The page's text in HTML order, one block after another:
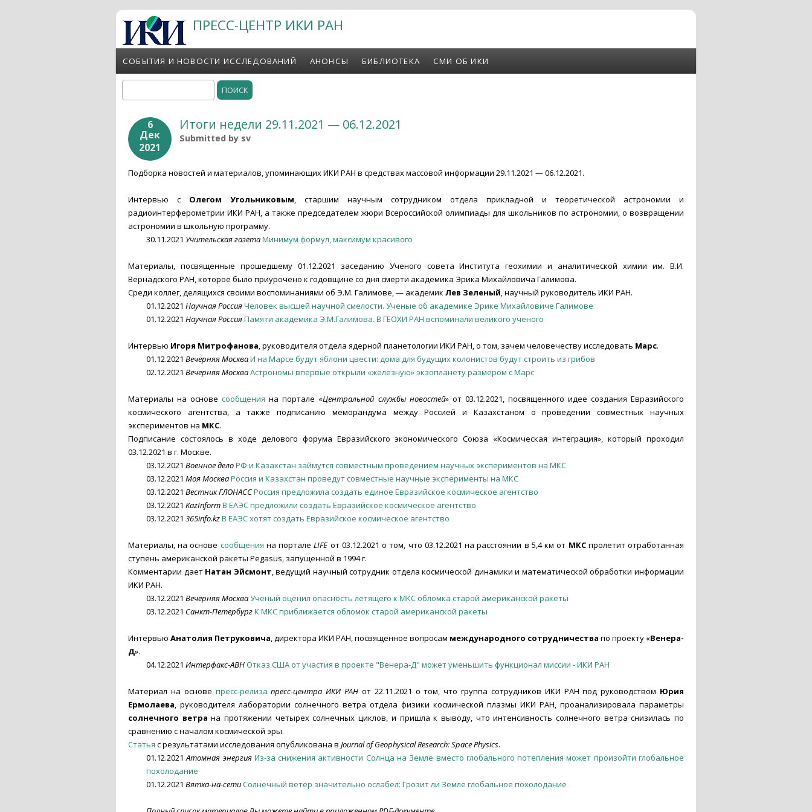
Перейти к основному содержанию ПРЕСС-ЦЕНТР ИКИ РАН
СОБЫТИЯ И НОВОСТИ ИССЛЕДОВАНИЙ АНОНСЫ БИБЛИОТЕКА СМИ ОБ ИКИ
Форма поиска
6
Дек
2021
Итоги недели 29.11.2021 — 06.12.2021
Submitted by sv
Подборка новостей и материалов, упоминающих ИКИ РАН в средствах массовой информации 29.11.2021 — 06.12.2021.
Интервью с Олегом Угольниковым, старшим научным сотрудником отдела прикладной и теоретической астрономии и
радиоинтерферометрии ИКИ РАН, а также председателем жюри Всероссийской олимпиады для школьников по астрономии, о возвращении
астрономии в школьную программу.
30.11.2021 Учительская газетаМинимум формул, максимум красивого
Материалы, посвященные прошедшему 01.12.2021 заседанию Ученого совета Института геохимии и аналитической химии им. В.И.
Вернадского РАН, которое было приурочено к годовщине со дня смерти академика Эрика Михайловича Галимова.
Среди коллег, делящихся своими воспоминаниями об Э.М. Галимове, — академик Лев Зеленый, научный руководитель ИКИ РАН.
01.12.2021 Научная РоссияЧеловек высшей научной смелости. Ученые об академике Эрике Михайловиче Галимове
01.12.2021 Научная РоссияПамяти академика Э.М.Галимова. В ГЕОХИ РАН вспоминали великого ученого
Интервью Игоря Митрофанова, руководителя отдела ядерной планетологии ИКИ РАН, о том, зачем человечеству исследовать Марс.
01.12.2021 Вечерняя МоскваИ на Марсе будут яблони цвести: дома для будущих колонистов будут строить из грибов
02.12.2021 Вечерняя МоскваАстрономы впервые открыли «железную» экзопланету размером c Марс
Материалы на основесообщения на портале «Центральной службы новостей» от 03.12.2021, посвященного идее создания Евразийского
космического агентства, а также подписанию меморандума между Россией и Казахстаном о проведении совместных научных
экспериментов на МКС.
Подписание состоялось в ходе делового форума Евразийского экономического Союза «Космическая интеграция», который проходил
03.12.2021 в г. Москве.
03.12.2021 Военное делоРФ и Казахстан займутся совместным проведением научных экспериментов на МКС
03.12.2021 Моя МоскваРоссия и Казахстан проведут совместные научные эксперименты на МКС
03.12.2021 Вестник ГЛОНАССРоссия предложила создать единое Евразийское космическое агентство
03.12.2021 KazInformВ ЕАЭС предложили создать Евразийское космическое агентство
03.12.2021 365info.kzВ ЕАЭС хотят создать Евразийское космическое агентство
Материалы, на основе сообщения на порталеLIFEот 03.12.2021 о том, что 03.12.2021 на расстоянии в 5,4 км от МКСпролетит отработанная
ступень американской ракеты Pegasus, запущенной в 1994 г.
Комментарии дает Натан Эйсмонт, ведущий научный сотрудник отдела космической динамики и математической обработки информации
ИКИ РАН.
03.12.2021 Вечерняя МоскваУченый оценил опасность летящего к МКС обломка старой американской ракеты
03.12.2021 Санкт-ПетербургК МКС приближается обломок старой американской ракеты
Интервью Анатолия Петруковича, директора ИКИ РАН, посвященное вопросам международного сотрудничества по проекту «Венера-
Д».
04.12.2021 Интерфакс-АВНОтказ США от участия в проекте "Венера-Д" может уменьшить функционал миссии - ИКИ РАН
Материал на основе пресс-релиза пресс-центра ИКИ РАН от 22.11.2021 о том, что группа сотрудников ИКИ РАН под руководством Юрия
Ермолаева, руководителя лаборатории солнечного ветра отдела физики космической плазмы ИКИ РАН, проанализировала параметры
солнечного ветра на протяжении четырех солнечных циклов, и пришла к выводу, что интенсивность солнечного ветра снизилась по
сравнению с началом космической эры.
Статья с результатами исследования опубликована в Journal of Geophysical Research: Space Physics.
01.12.2021Атомная энергия Из-за снижения активности Солнца на Земле вместо глобального потепления может произойти глобальное
похолодание
01.12.2021 Вятка-на-сетиСолнечный ветер значительно ослабел: Грозит ли Земле глобальное похолодание